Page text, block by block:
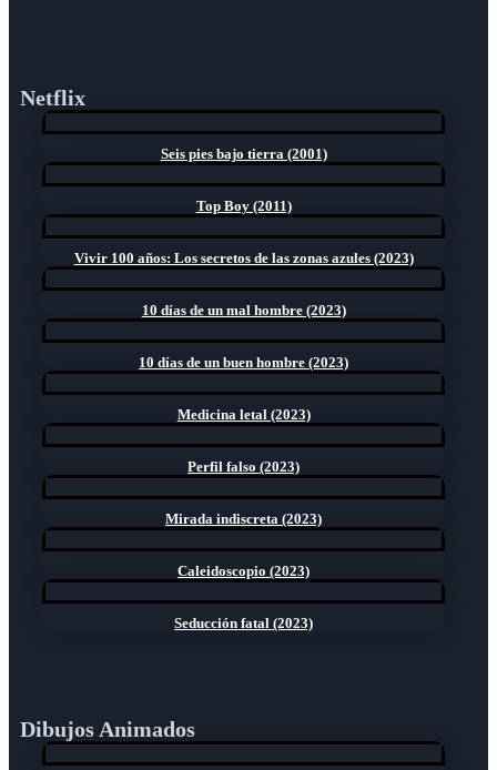
Netflix
Seis pies bajo tierra (2001)
Top Boy (2011)
Vivir 100 años: Los secretos de las zonas azules (2023)
10 días de un mal hombre (2023)
10 días de un buen hombre (2023)
Medicina letal (2023)
Perfil falso (2023)
Mirada indiscreta (2023)
Caleidoscopio (2023)
Seducción fatal (2023)
Dibujos Animados